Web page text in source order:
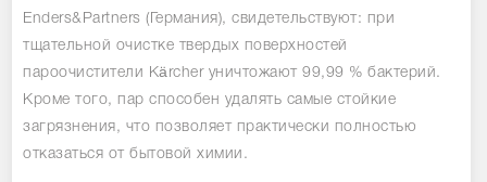
Enders&Partners (Германия), свидетельствуют: при
тщательной очистке твердых поверхностей
пароочистители Kärcher уничтожают 99,99 % бактерий.
Кроме того, пар способен удалять самые стойкие
загрязнения, что позволяет практически полностью
отказаться от бытовой химии.